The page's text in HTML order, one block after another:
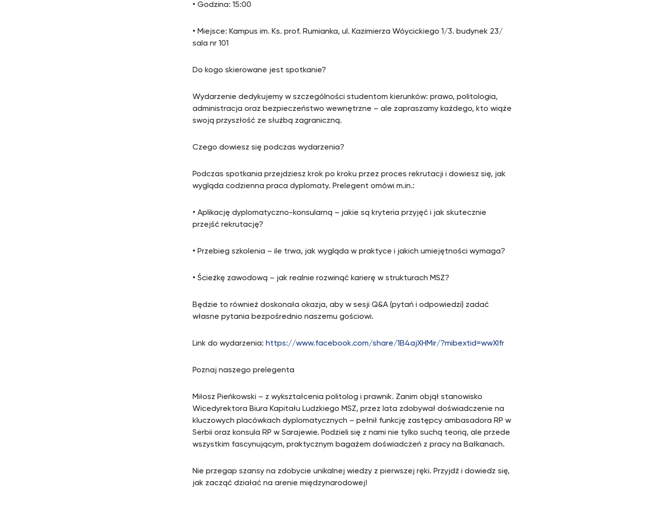
• Godzina: 15:00
• Miejsce: Kampus im. Ks. prof. Rumianka, ul. Kazimierza Wóycickiego 1/3. budynek 23/
sala nr 101
Do kogo skierowane jest spotkanie?
Wydarzenie dedykujemy w szczególności studentom kierunków: prawo, politologia,
administracja oraz bezpieczeństwo wewnętrzne – ale zapraszamy każdego, kto wiąże
swoją przyszłość ze służbą zagraniczną.
Czego dowiesz się podczas wydarzenia?
Podczas spotkania przejdziesz krok po kroku przez proces rekrutacji i dowiesz się, jak
wygląda codzienna praca dyplomaty. Prelegent omówi m.in.:
• Aplikację dyplomatyczno-konsularną – jakie są kryteria przyjęć i jak skutecznie
przejść rekrutację?
• Przebieg szkolenia – ile trwa, jak wygląda w praktyce i jakich umiejętności wymaga?
• Ścieżkę zawodową – jak realnie rozwinąć karierę w strukturach MSZ?
Będzie to również doskonała okazja, aby w sesji Q&A (pytań i odpowiedzi) zadać
własne pytania bezpośrednio naszemu gościowi.
Link do wydarzenia: https://www.facebook.com/share/1B4ajXHMir/?mibextid=wwXIfr
Poznaj naszego prelegenta
Miłosz Pieńkowski – z wykształcenia politolog i prawnik. Zanim objął stanowisko
Wicedyrektora Biura Kapitału Ludzkiego MSZ, przez lata zdobywał doświadczenie na
kluczowych placówkach dyplomatycznych – pełnił funkcję zastępcy ambasadora RP w
Serbii oraz konsula RP w Sarajewie. Podzieli się z nami nie tylko suchą teorią, ale przede
wszystkim fascynującym, praktycznym bagażem doświadczeń z pracy na Bałkanach.
Nie przegap szansy na zdobycie unikalnej wiedzy z pierwszej ręki. Przyjdź i dowiedz się,
jak zacząć działać na arenie międzynarodowej!